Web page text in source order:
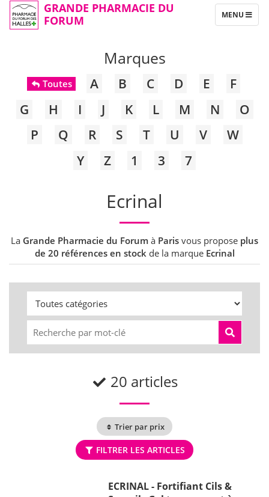
GRANDE PHARMACIE DU
FORUM
TOGGLE
NAVIGATION
MENU
Marques
Toutes A B C D E
F
G
H I J K L M N
O
P
Q R S T U V
W
Y
Z 1 3 7
Ecrinal
La Grande Pharmacie du Forum à Paris vous propose plus
de 20 références en stock de la marque Ecrinal
20 articles
Trier par prix
FILTRER LES ARTICLES
ECRINAL - Fortifiant Cils &